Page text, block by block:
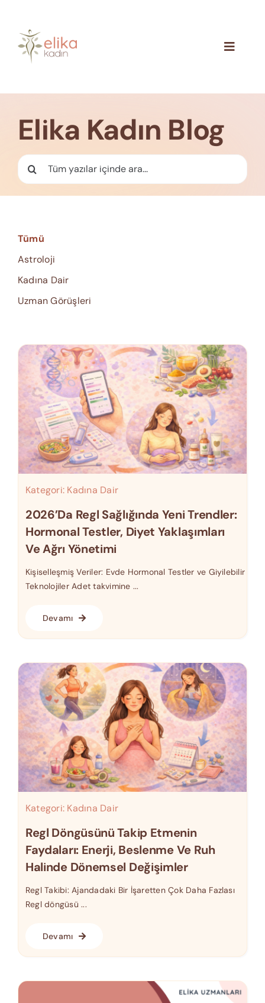
content
Toggle
İletişim
Elika Kadın Blog
Ara:
Tümü
Astroloji
Kadına Dair
Uzman Görüşleri
Kategori: Kadına Dair
2026’da Regl Sağlığında Yeni Trendler:
Hormonal Testler, Diyet Yaklaşımları
Ve Ağrı Yönetimi
Kişiselleşmiş Veriler: Evde Hormonal Testler ve Giyilebilir
Teknolojiler Adet takvimine ...
Devamı
Kategori: Kadına Dair
Regl Döngüsünü Takip Etmenin
Faydaları: Enerji, Beslenme Ve Ruh
Halinde Dönemsel Değişimler
Regl Takibi: Ajandadaki Bir İşaretten Çok Daha Fazlası
Regl döngüsü ...
Devamı